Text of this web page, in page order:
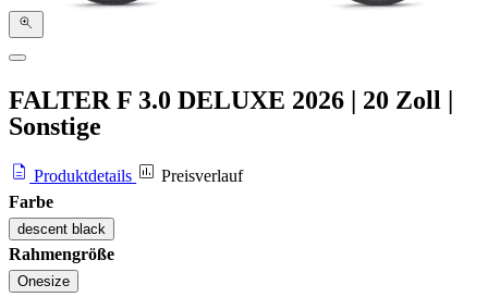
FALTER F 3.0 DELUXE 2026 | 20 Zoll |
Sonstige
Produktdetails
Preisverlauf
Farbe
descent black
Rahmengröße
Onesize